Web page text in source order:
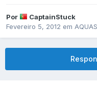
Por
CaptainStuck
Fevereiro 5, 2012 em